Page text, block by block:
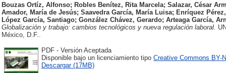
Bouzas Ortíz, Alfonso; Robles Benítez, Rita Marcela; Salazar, César
Amador, María de Jesús; Saavedra García, María Luisa; Enríquez
López García, Santiago; González Chávez, Gerardo; Arteaga García,
Globalización y trabajo: cambios tecnológicos y nueva regulación laboral.
México, D.F..
PDF - Versión Aceptada
Disponible bajo un licenciamiento tipo Creative Commons BY-
Descargar (17MB)